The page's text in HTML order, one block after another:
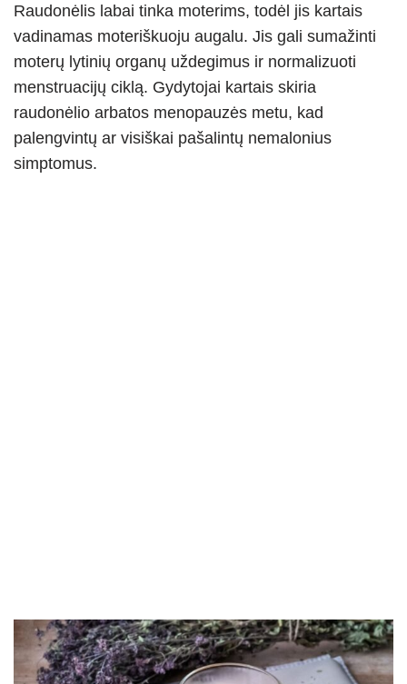
Raudonėlis labai tinka moterims, todėl jis kartais
vadinamas moteriškuoju augalu. Jis gali sumažinti
moterų lytinių organų uždegimus ir normalizuoti
menstruacijų ciklą. Gydytojai kartais skiria
raudonėlio arbatos menopauzės metu, kad
palengvintų ar visiškai pašalintų nemalonius
simptomus.